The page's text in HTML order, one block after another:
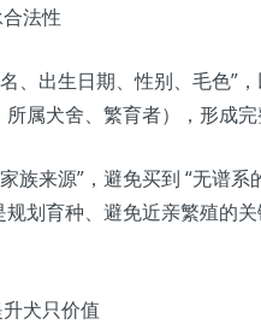
法性
、出生日期、性别、毛色”
属犬舍、繁育者），形成完
族来源”，避免买到 “无谱系
划育种、避免近亲繁殖的
犬只价值